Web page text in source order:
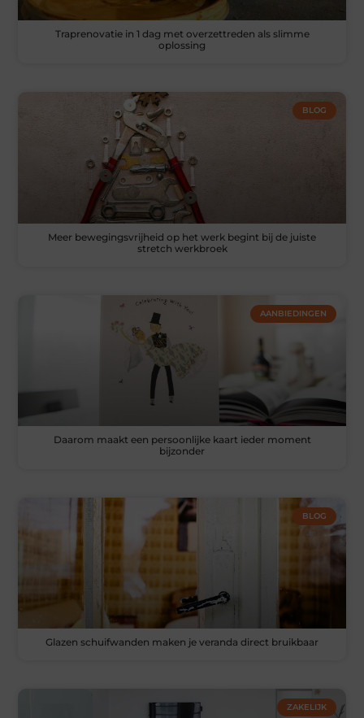
Traprenovatie in 1 dag met overzettreden als slimme
oplossing
BLOG
Meer bewegingsvrijheid op het werk begint bij de juiste
stretch werkbroek
AANBIEDINGEN
Daarom maakt een persoonlijke kaart ieder moment
bijzonder
BLOG
Glazen schuifwanden maken je veranda direct bruikbaar
ZAKELIJK